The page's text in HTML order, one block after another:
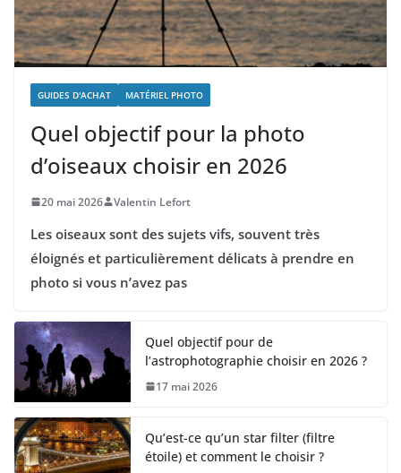
GUIDES D'ACHAT MATÉRIEL PHOTO
Quel objectif pour la photo
d’oiseaux choisir en 2026
20 mai 2026 Valentin Lefort
Les oiseaux sont des sujets vifs, souvent très
éloignés et particulièrement délicats à prendre en
photo si vous n’avez pas
Quel objectif pour de
l’astrophotographie choisir en 2026 ?
17 mai 2026
Qu’est-ce qu’un star filter (filtre
étoile) et comment le choisir ?